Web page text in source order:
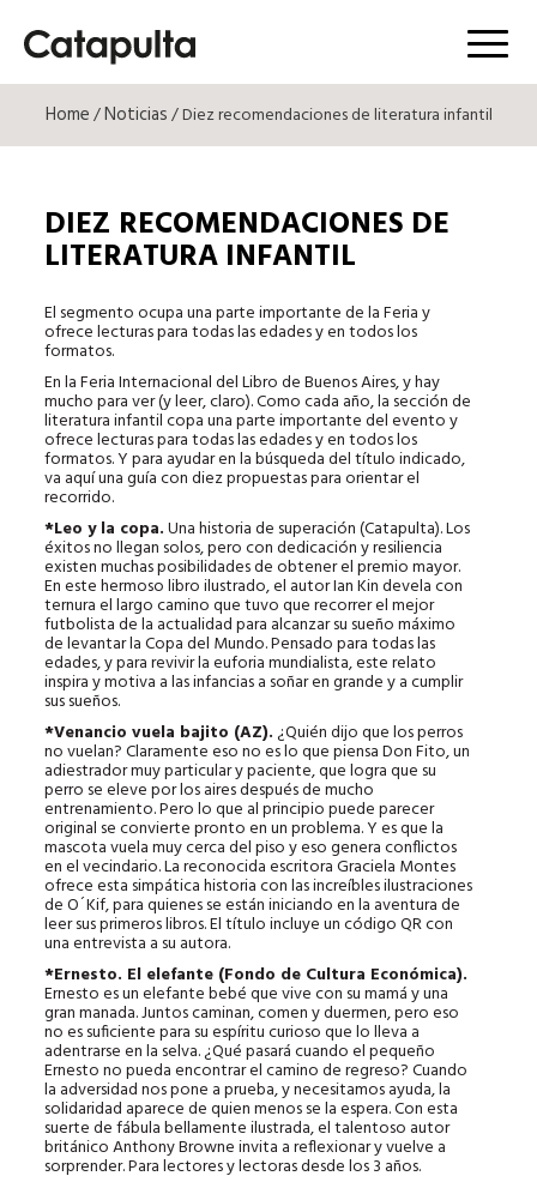
Menú
Home/Noticias/ Diez recomendaciones de literatura infantil
DIEZ RECOMENDACIONES DE
LITERATURA INFANTIL
El segmento ocupa una parte importante de la Feria y
ofrece lecturas para todas las edades y en todos los
formatos.
En la Feria Internacional del Libro de Buenos Aires, y hay
mucho para ver (y leer, claro). Como cada año, la sección de
literatura infantil copa una parte importante del evento y
ofrece lecturas para todas las edades y en todos los
formatos. Y para ayudar en la búsqueda del título indicado,
va aquí una guía con diez propuestas para orientar el
recorrido.
*Leo y la copa.Una historia de superación (Catapulta). Los
éxitos no llegan solos, pero con dedicación y resiliencia
existen muchas posibilidades de obtener el premio mayor.
En este hermoso libro ilustrado, el autor Ian Kin devela con
ternura el largo camino que tuvo que recorrer el mejor
futbolista de la actualidad para alcanzar su sueño máximo
de levantar la Copa del Mundo. Pensado para todas las
edades, y para revivir la euforia mundialista, este relato
inspira y motiva a las infancias a soñar en grande y a cumplir
sus sueños.
*Venancio vuela bajito (AZ). ¿Quién dijo que los perros
no vuelan? Claramente eso no es lo que piensa Don Fito, un
adiestrador muy particular y paciente, que logra que su
perro se eleve por los aires después de mucho
entrenamiento. Pero lo que al principio puede parecer
original se convierte pronto en un problema. Y es que la
mascota vuela muy cerca del piso y eso genera conflictos
en el vecindario. La reconocida escritora Graciela Montes
ofrece esta simpática historia con las increíbles ilustraciones
de O´Kif, para quienes se están iniciando en la aventura de
leer sus primeros libros. El título incluye un código QR con
una entrevista a su autora.
*Ernesto. El elefante (Fondo de Cultura Económica).
Ernesto es un elefante bebé que vive con su mamá y una
gran manada. Juntos caminan, comen y duermen, pero eso
no es suficiente para su espíritu curioso que lo lleva a
adentrarse en la selva. ¿Qué pasará cuando el pequeño
Ernesto no pueda encontrar el camino de regreso? Cuando
la adversidad nos pone a prueba, y necesitamos ayuda, la
solidaridad aparece de quien menos se la espera. Con esta
suerte de fábula bellamente ilustrada, el talentoso autor
británico Anthony Browne invita a reflexionar y vuelve a
sorprender. Para lectores y lectoras desde los 3 años.